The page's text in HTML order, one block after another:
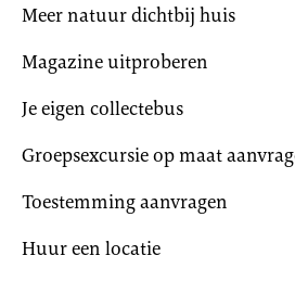
Meer natuur dichtbij huis
Magazine uitproberen
Je eigen collectebus
Groepsexcursie op maat
Toestemming aanvragen
Huur een locatie